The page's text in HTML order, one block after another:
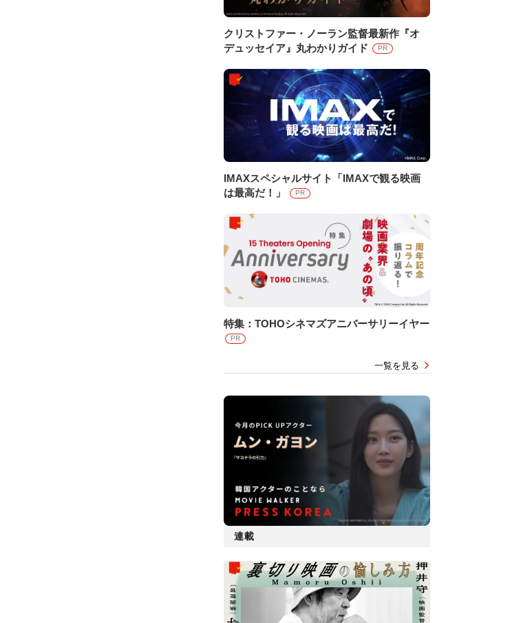
クリストファー・ノーラン監督最新作『オ
デュッセイア』丸わかりガイド
PR
IMAXスペシャルサイト「IMAXで観る映画
は最高だ！」
PR
特集：TOHOシネマズアニバーサリーイヤー
PR
一覧を見る
連載